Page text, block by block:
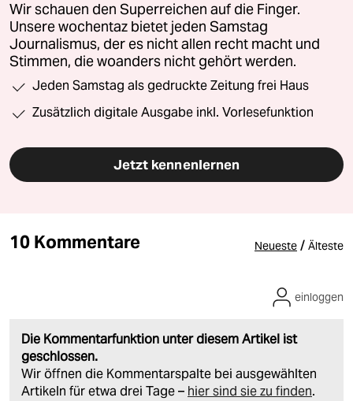
Wir schauen den Superreichen auf die Finger.
Unsere wochentaz bietet jeden Samstag
Journalismus, der es nicht allen recht macht und
Stimmen, die woanders nicht gehört werden.
Jeden Samstag als gedruckte Zeitung frei Haus
Zusätzlich digitale Ausgabe inkl. Vorlesefunktion
Jetzt kennenlernen
10 Kommentare Neueste / Älteste
Die Kommentarfunktion unter diesem Artikel ist
geschlossen.
Wir öffnen die Kommentarspalte bei ausgewählten
Artikeln für etwa drei Tage – hier sind sie zu finden.
einloggen